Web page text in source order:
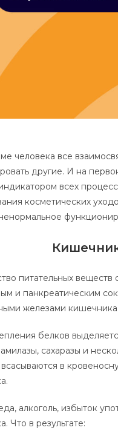
человека все
другие. И на
всех
косметических
питательных
и панкреатическим
железами
белков
сахаразы и
в
алкоголь, избыток
Что в результате: